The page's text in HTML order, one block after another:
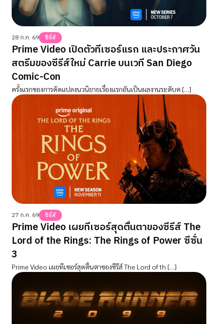
28 ก.ค. 69 ซีรี่ส์
Prime Video เปิดตัวทีเซอร์แรก และประกาศวัน
สตรีมของซีรีส์ใหม่ Carrie บนเวที San Diego
Comic-Con
ครั้งแรกของการดัดแปลงนวนิยายเรื่องแรกอันเป็นผลงานระดับต […]
27 ก.ค. 69 ซีรี่ส์
Prime Video เผยทีเซอร์สุดตื่นตาของซีรีส์ The
Lord of the Rings: The Rings of Power ซีซั่น
3
Prime Video เผยทีเซอร์สุดตื่นตาของซีรีส์ The Lord of th […]